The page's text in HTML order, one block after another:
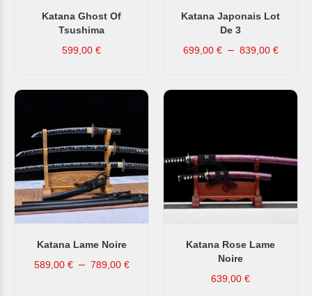
Katana Ghost Of
Tsushima
599,00 €
Katana Japonais Lot
De 3
699,00 € – 839,00 €
Katana Lame Noire
589,00 € – 789,00 €
Katana Rose Lame
Noire
639,00 €